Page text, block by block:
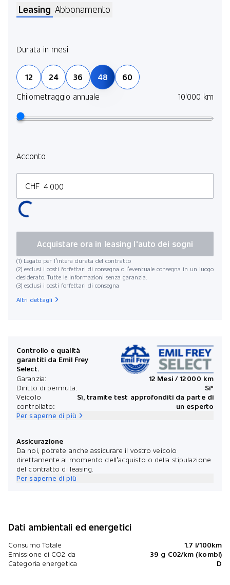
Leasing Abbonamento
Durata in mesi
12 24 36 48
60
Chilometraggio annuale
10'000 km
Acconto
CHF
(1) Legato per l’intera durata del contratto
(2) esclusi i costi forfettari di consegna o l’eventuale consegna in un luogo
desiderato. Tutte le informazioni senza garanzia.
(3) esclusi i costi forfettari di consegna
Acquistare ora in leasing l'auto dei sogni
Altri dettagli
Controllo e qualità
garantiti da Emil Frey
Select.
Garanzia:
12 Mesi / 12 000 km
Diritto di permuta:
Si*
Veicolo
controllato:
Sì, tramite test approfonditi da parte di
un esperto
Per saperne di più
Assicurazione
Da noi, potrete anche assicurare il vostro veicolo
direttamente al momento dell’acquisto o della stipulazione
del contratto di leasing.
Per saperne di più
Dati ambientali ed energetici
Consumo Totale
1.7 l/100km
Emissione di CO2 da
39 g C02/km (kombi)
Categoria energetica
D